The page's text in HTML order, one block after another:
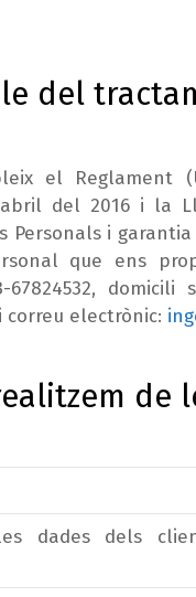
del
el Reglament
del 2016 i la
Personals i
que ens
67824532,
correu electrònic:
de
dades dels